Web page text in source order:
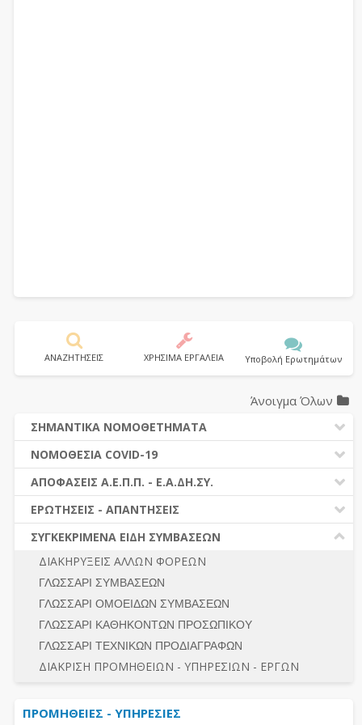
ΑΝΑΖΗΤΗΣΕΙΣ ΧΡΗΣΙΜΑ ΕΡΓΑΛΕΙΑ Υποβολή Ερωτημάτων
Άνοιγμα Όλων
ΣΗΜΑΝΤΙΚΑ ΝΟΜΟΘΕΤΗΜΑΤΑ
ΔΗΜΟΣΙΕΣ ΣΥΜΒΑΣΕΙΣ (Ν. 4412/2016)
ΔΗΜΟΤΙΚΟΣ ΚΩΔΙΚΑΣ (Ν.3463/2006)
ΚΑΛΛΙΚΡΑΤΗΣ (Ν.3852/2010)
ΝΟΜΟΘΕΣΙΑ - ΝΟΜΟΛΟΓΙΑ (ΣΥΝΟΛΟ)
ΝΟΜΟΘΕΣΙΑ COVID-19
ΝΟΜΟΘΕΣΙΑ - ΝΟΜΟΛΟΓΙΑ COVID -19
ΕΡΩΤΗΣΕΙΣ - ΑΠΑΝΤΗΣΕΙΣ
ΑΠΟΦΑΣΕΙΣ Α.Ε.Π.Π. - Ε.Α.ΔΗ.ΣΥ.
ΠΡΟΔΙΚΑΣΤΙΚΗ ΠΡΟΣΦΥΓΗ
ΓΕΝΙΚΟΙ ΚΑΝΟΝΕΣ
ΔΙΚΑΙΟΥΜΕΝΟΙ ΣΥΜΜΕΤΟΧΗΣ
ΠΡΟΣΦΟΡΕΣ – ΔΙΚΑΙΟΛΟΓΗΤΙΚΑ ΣΥΜΜΕΤΟΧΗΣ
ΔΙΕΞΑΓΩΓΗ ΔΙΑΔΙΚΑΣΙΑΣ
ΕΣΗΔΗΣ – ΚΗΜΔΗΣ
ΠΕΡΙΛΗΨΕΙΣ ΑΠΟΦΑΣΕΩΝ Α.Ε.Π.Π. - Ε.Α.ΔΗ.ΣΥ.
ΣΥΝΟΛΟ
ΕΡΩΤΗΣΕΙΣ - ΑΠΑΝΤΗΣΕΙΣ
Ν. 4782/2021 - ΤΡΟΠΟΠΟΙΗΣΗ 4412/2016
ΔΙΕΞΑΓΩΓΗ ΔΙΑΔΙΚΑΣΙΑΣ
ΔΙΑΔΙΚΑΣΙΕΣ ΑΝΑΘΕΣΗΣ
ΓΕΝΙΚΟΙ ΚΑΝΟΝΕΣ
ΠΡΟΕΤΟΙΜΑΣΙΑ - ΔΗΜΟΣΙΟΤΗΤΑ
ΛΟΓΟΙ ΑΠΟΚΛΕΙΣΜΟΥ-ΔΙΚΑΙΟΥΜΕΝΟΙ ΣΥΜΜΕΤΟΧΗΣ
ΠΡΟΣΦΟΡΕΣ - ΔΙΚΑΙΟΛΟΓΗΤΙΚΑ ΣΥΜΜΕΤΟΧΗΣ
ΣΥΓΚΕΚΡΙΜΕΝΑ ΕΙΔΗ ΣΥΜΒΑΣΕΩΝ
ΔΙΑΚΗΡΥΞΕΙΣ ΑΛΛΩΝ ΦΟΡΕΩΝ
ΓΛΩΣΣΑΡΙ ΣΥΜΒΑΣΕΩΝ
ΓΛΩΣΣΑΡΙ ΟΜΟΕΙΔΩΝ ΣΥΜΒΑΣΕΩΝ
ΓΛΩΣΣΑΡΙ ΚΑΘΗΚΟΝΤΩΝ ΠΡΟΣΩΠΙΚΟΥ
ΓΛΩΣΣΑΡΙ ΤΕΧΝΙΚΩΝ ΠΡΟΔΙΑΓΡΑΦΩΝ
ΔΙΑΚΡΙΣΗ ΠΡΟΜΗΘΕΙΩΝ - ΥΠΗΡΕΣΙΩΝ - ΕΡΓΩΝ
ΠΡΟΜΗΘΕΙΕΣ - ΥΠΗΡΕΣΙΕΣ